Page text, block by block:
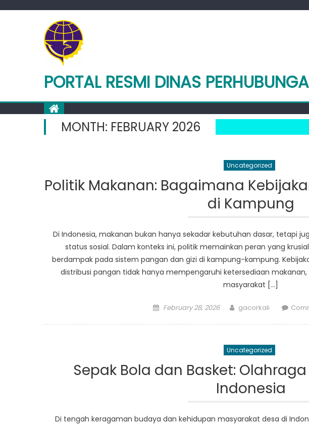
PORTAL RESMI DINAS
MONTH: FEBRUARY 2026
Uncategorized
Politik Makanan: Bagaimana
di Kampung
Di Indonesia, makanan bukan hanya sekadar kebutuhan dasar, tetapi
status sosial. Dalam konteks ini, politik memainkan peran yang
berdampak pada sistem pangan dan gizi di kampung-kampung.
distribusi pangan tidak hanya mempengaruhi ketersediaan
masyarakat […]
Posted
February 28, 2026 Author
gacorkali
Uncategorized
Sepak Bola dan Basket:
Indonesia
Di tengah keragaman budaya dan kehidupan masyarakat desa di